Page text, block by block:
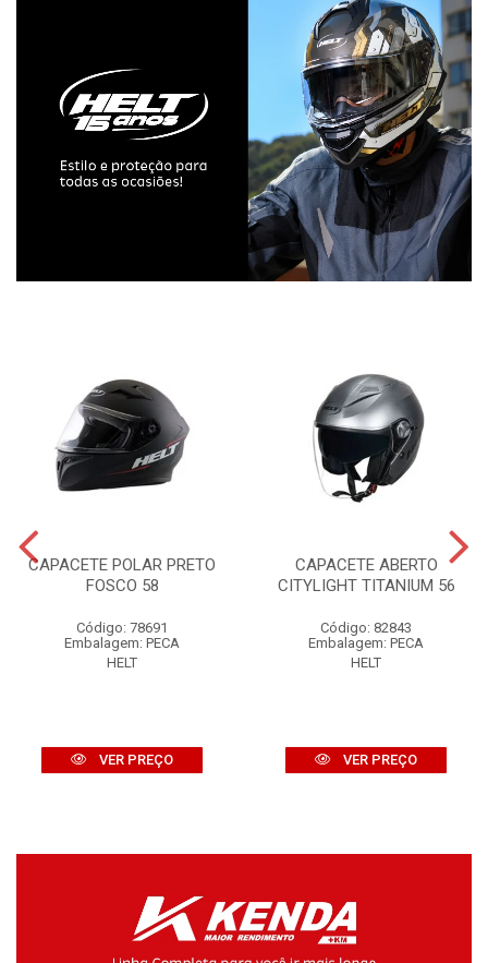
CAPACETE POLAR PRETO
FOSCO 58
Código: 78691
Embalagem: PECA
HELT
VER PREÇO
CAPACETE ABERTO
CITYLIGHT TITANIUM 56
Código: 82843
Embalagem: PECA
HELT
VER PREÇO